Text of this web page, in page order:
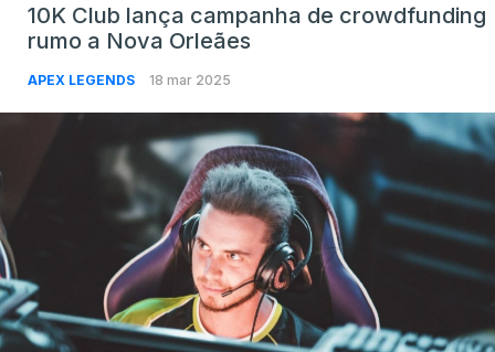
10K Club lança campanha de crowdfunding
rumo a Nova Orleães
APEX LEGENDS 18 mar 2025